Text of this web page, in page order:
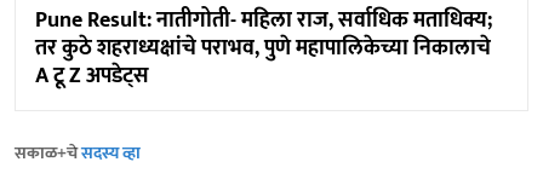
Pune Result: नातीगोती- महिला राज, सर्वाधिक मताधिक्य;
तर कुठे शहराध्यक्षांचे पराभव, पुणे महापालिकेच्या निकालाचे
A टू Z अपडेट्स
सकाळ+चेसदस्य व्हा